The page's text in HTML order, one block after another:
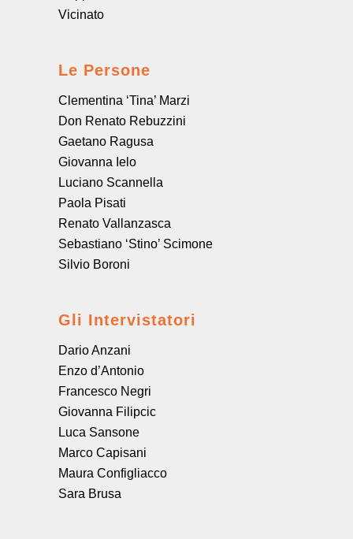
Vicinato
Le Persone
Clementina ‘Tina’ Marzi
Don Renato Rebuzzini
Gaetano Ragusa
Giovanna Ielo
Luciano Scannella
Paola Pisati
Renato Vallanzasca
Sebastiano ‘Stino’ Scimone
Silvio Boroni
Gli Intervistatori
Dario Anzani
Enzo d’Antonio
Francesco Negri
Giovanna Filipcic
Luca Sansone
Marco Capisani
Maura Configliacco
Sara Brusa